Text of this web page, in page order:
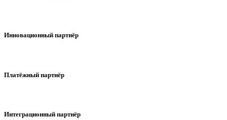
Инновационный партнёр
Платёжный партнёр
Интеграционный партнёр